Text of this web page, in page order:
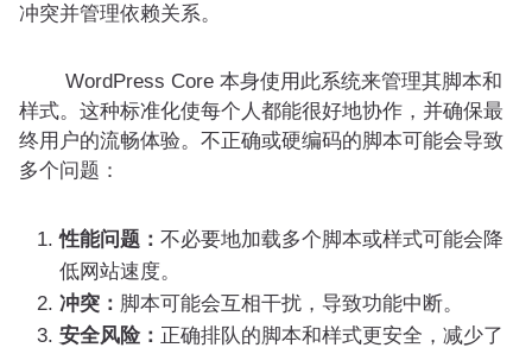
冲突并管理依赖关系。
WordPress Core 本身使用此系统来管理其脚本和
样式。这种标准化使每个人都能很好地协作，并确保最
终用户的流畅体验。不正确或硬编码的脚本可能会导致
多个问题：
性能问题： 不必要地加载多个脚本或样式可能会降
低网站速度。
冲突： 脚本可能会互相干扰，导致功能中断。
安全风险： 正确排队的脚本和样式更安全，减少了